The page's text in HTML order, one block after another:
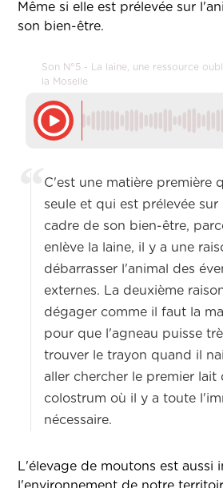
Même si elle est prélevée sur
son bien-être.
Son N°5 - La laine, une ressource
la Moselle
C'est une matière première
seule et qui est prélevée
cadre de son bien-être,
enlève la laine, il y a une
débarrasser l'animal des
externes. La deuxième
dégager comme il faut la
pour que l'agneau puisse
trouver le trayon quand il
aller chercher le premier lait
colostrum où il y a toute
nécessaire.
L'élevage de moutons est aussi